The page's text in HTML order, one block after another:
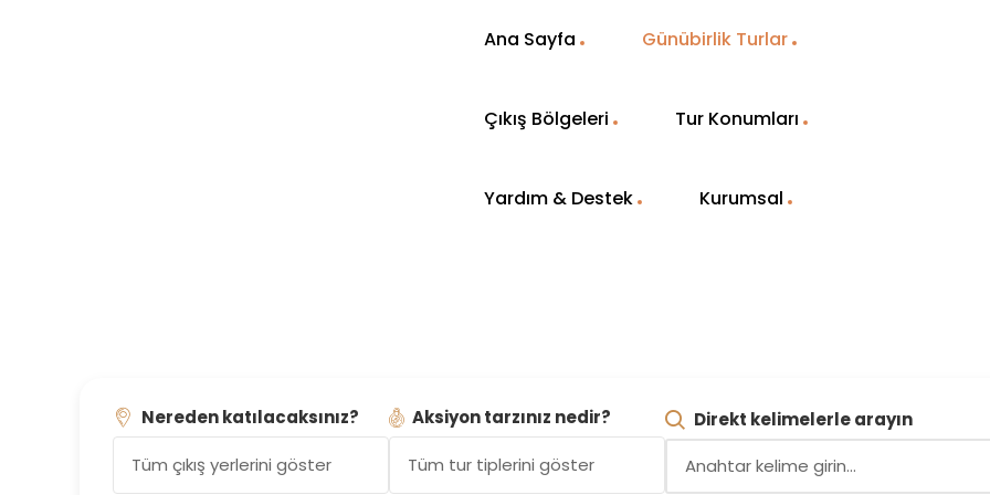
Ana Sayfa Günübirlik Turlar
Çıkış Bölgeleri Tur Konumları
Yardım & Destek Kurumsal
Nereden katılacaksınız? Aksiyon tarzınız nedir? Direkt kelimelerle arayın